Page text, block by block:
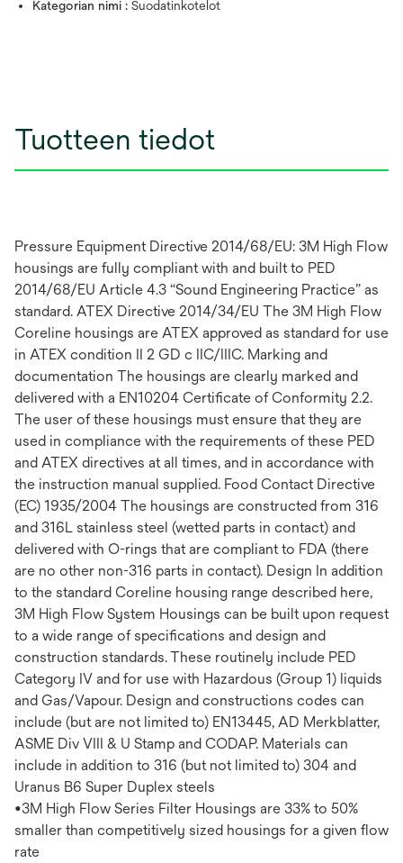
Kategorian nimi : Suodatinkotelot
Tuotteen tiedot
Pressure Equipment Directive 2014/68/EU: 3M High Flow
housings are fully compliant with and built to PED
2014/68/EU Article 4.3 “Sound Engineering Practice” as
standard. ATEX Directive 2014/34/EU The 3M High Flow
Coreline housings are ATEX approved as standard for use
in ATEX condition II 2 GD c IIC/IIIC. Marking and
documentation The housings are clearly marked and
delivered with a EN10204 Certificate of Conformity 2.2.
The user of these housings must ensure that they are
used in compliance with the requirements of these PED
and ATEX directives at all times, and in accordance with
the instruction manual supplied. Food Contact Directive
(EC) 1935/2004 The housings are constructed from 316
and 316L stainless steel (wetted parts in contact) and
delivered with O-rings that are compliant to FDA (there
are no other non-316 parts in contact). Design In addition
to the standard Coreline housing range described here,
3M High Flow System Housings can be built upon request
to a wide range of specifications and design and
construction standards. These routinely include PED
Category IV and for use with Hazardous (Group 1) liquids
and Gas/Vapour. Design and constructions codes can
include (but are not limited to) EN13445, AD Merkblatter,
ASME Div VIII & U Stamp and CODAP. Materials can
include in addition to 316 (but not limited to) 304 and
Uranus B6 Super Duplex steels
•3M High Flow Series Filter Housings are 33% to 50%
smaller than competitively sized housings for a given flow
rate